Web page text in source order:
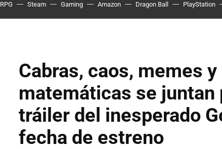
RPG Steam Gaming Amazon Dragon Ball PlayStation
Cabras, caos, memes
matemáticas se juntan
tráiler del inesperado
fecha de estreno